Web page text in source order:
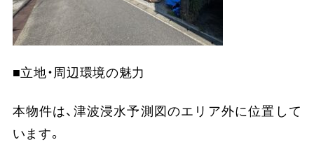
■立地・周辺環境の魅力
本物件は、津波浸水予測図のエリア外に位置して
います。